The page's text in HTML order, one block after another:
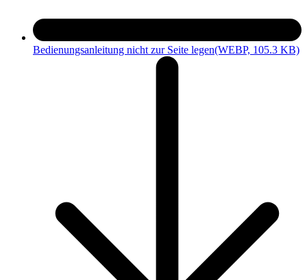
Bedienungsanleitung nicht zur Seite legen(WEBP, 105.3 KB)